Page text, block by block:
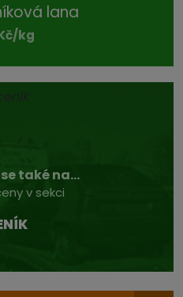
lana
kg
také na...
v sekci